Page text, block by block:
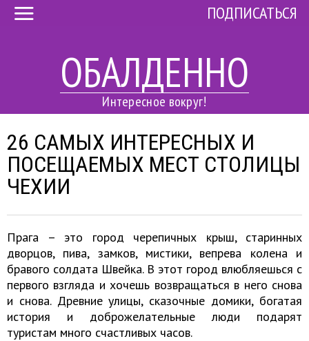
ОБАЛДЕННО
Интересное вокруг!
ПОДПИСАТЬСЯ
26 САМЫХ ИНТЕРЕСНЫХ И
ПОСЕЩАЕМЫХ МЕСТ СТОЛИЦЫ
ЧЕХИИ
Прага – это город черепичных крыш, старинных
дворцов, пива, замков, мистики, вепрева колена и
бравого солдата Швейка. В этот город влюбляешься с
первого взгляда и хочешь возвращаться в него снова
и снова. Древние улицы, сказочные домики, богатая
история и доброжелательные люди подарят
туристам много счастливых часов.